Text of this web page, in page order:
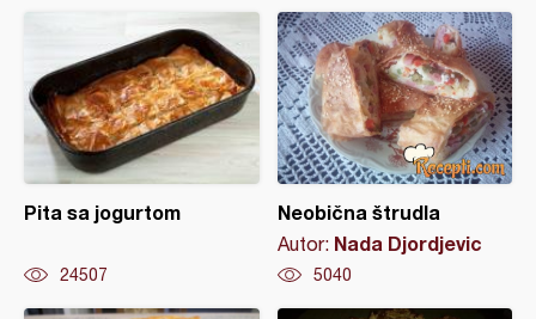
Pita sa jogurtom
24507
Neobična štrudla
Autor: Nada Djordjevic
5040